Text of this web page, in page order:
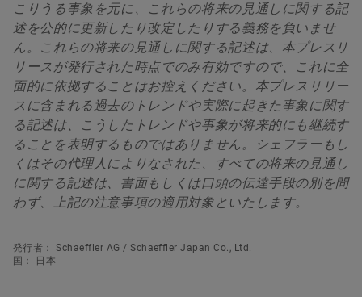
こりうる事象を元に、これらの将来の見通しに関する記
述を公的に更新したり改定したりする義務を負いませ
ん。これらの将来の見通しに関する記述は、本プレスリ
リースが発行された時点でのみ有効ですので、これに全
面的に依拠することはお控えください。本プレスリリー
スに含まれる過去のトレンドや実際に起きた事象に関す
る記述は、こうしたトレンドや事象が将来的にも継続す
ることを表明するものではありません。シェフラーもし
くはその代理人によりなされた、すべての将来の見通し
に関する記述は、書面もしくは口頭の伝達手段の別を問
わず、上記の注意事項の適用対象といたします。
発行者： Schaeffler AG / Schaeffler Japan Co., Ltd.
国： 日本